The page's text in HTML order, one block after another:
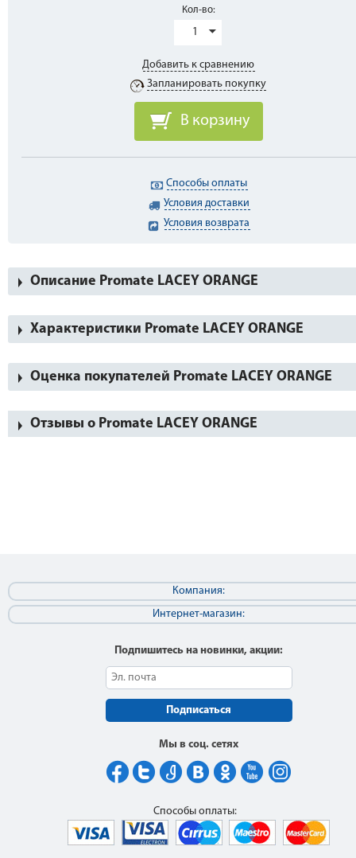
Кол-во:
1
Добавить к сравнению
Запланировать покупку
В корзину
Способы оплаты
Условия доставки
Условия возврата
Описание Promate LACEY ORANGE
Характеристики Promate LACEY ORANGE
Оценка покупателей Promate LACEY ORANGE
Отзывы о Promate LACEY ORANGE
Компания:
Интернет-магазин:
Подпишитесь на новинки, акции:
Подписаться
Мы в соц. сетях
Способы оплаты: